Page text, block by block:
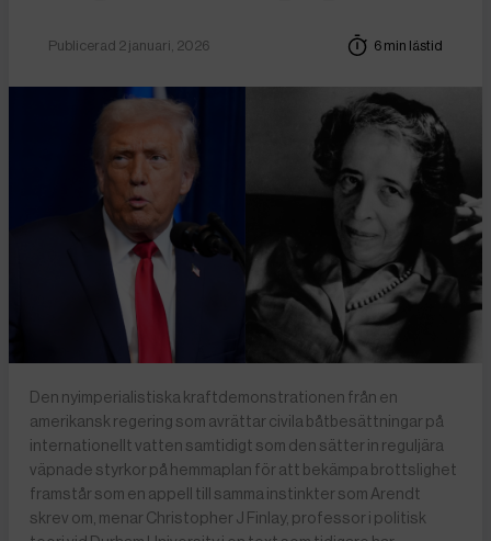
Publicerad 2 januari, 2026 6 min lästid
Den nyimperialistiska kraftdemonstrationen från en
amerikansk regering som avrättar civila båtbesättningar på
internationellt vatten samtidigt som den sätter in reguljära
väpnade styrkor på hemmaplan för att bekämpa brottslighet
framstår som en appell till samma instinkter som Arendt
skrev om, menar Christopher J Finlay, professor i politisk